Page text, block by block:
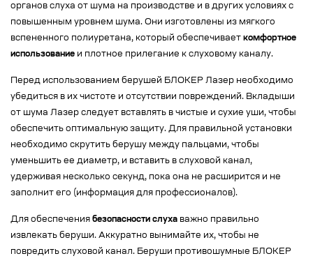
органов слуха от шума на производстве и в других условиях с
повышенным уровнем шума. Они изготовлены из мягкого
вспененного полиуретана, который обеспечивает комфортное
использование и плотное прилегание к слуховому каналу.
Перед использованием берушей БЛОКЕР Лазер необходимо
убедиться в их чистоте и отсутствии повреждений. Вкладыши
от шума Лазер следует вставлять в чистые и сухие уши, чтобы
обеспечить оптимальную защиту. Для правильной установки
необходимо скрутить берушу между пальцами, чтобы
уменьшить ее диаметр, и вставить в слуховой канал,
удерживая несколько секунд, пока она не расширится и не
заполнит его (информация для профессионалов).
Для обеспечения безопасности слуха важно правильно
извлекать беруши. Аккуратно вынимайте их, чтобы не
повредить слуховой канал. Беруши противошумные БЛОКЕР